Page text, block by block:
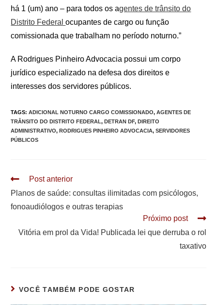
há 1 (um) ano – para todos os agentes de trânsito do
Distrito Federalocupantes de cargo ou função
comissionada que trabalham no período noturno.”
A Rodrigues Pinheiro Advocacia possui um corpo
jurídico especializado na defesa dos direitos e
interesses dos servidores públicos.
TAGS:ADICIONAL NOTURNO CARGO COMISSIONADO, AGENTES DE
TRÂNSITO DO DISTRITO FEDERAL, DETRAN DF, DIREITO
ADMINISTRATIVO, RODRIGUES PINHEIRO ADVOCACIA, SERVIDORES
PÚBLICOS
Leia
artigos
Post anterior
Planos de saúde: consultas ilimitadas com psicólogos,
fonoaudiólogos e outras terapias
Próximo post
Vitória em prol da Vida! Publicada lei que derruba o rol
taxativo
VOCÊ TAMBÉM PODE GOSTAR